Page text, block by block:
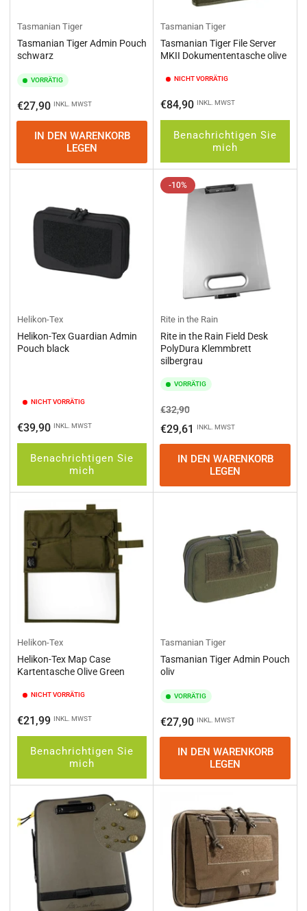
Tasmanian Tiger
Tasmanian Tiger Admin Pouch
schwarz
VORRÄTIG
Normaler
Preis
€27,90 INKL. MWST
IN DEN WARENKORB
LEGEN
Tasmanian Tiger
Tasmanian Tiger File Server
MKII Dokumententasche olive
NICHT VORRÄTIG
Normaler
Preis
€84,90 INKL. MWST
Benachrichtigen Sie
mich
Helikon-Tex
Helikon-Tex Guardian Admin
Pouch black
NICHT VORRÄTIG
Normaler
Preis
€39,90 INKL. MWST
Benachrichtigen Sie
mich
-10%
Rite in the Rain
Rite in the Rain Field Desk
PolyDura Klemmbrett
silbergrau
VORRÄTIG
Normaler
Preis
€32,90Ausverkaufspreis
€29,61 INKL. MWST
IN DEN WARENKORB
LEGEN
Helikon-Tex
Helikon-Tex Map Case
Kartentasche Olive Green
NICHT VORRÄTIG
Normaler
Preis
€21,99 INKL. MWST
Benachrichtigen Sie
mich
Tasmanian Tiger
Tasmanian Tiger Admin Pouch
oliv
VORRÄTIG
Normaler
Preis
€27,90 INKL. MWST
IN DEN WARENKORB
LEGEN